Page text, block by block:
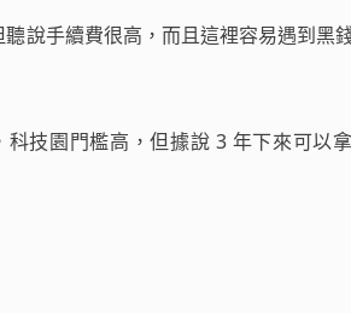
說手續費很高，而且這裡容易遇到黑
技園門檻高，但據說 3 年下來可以